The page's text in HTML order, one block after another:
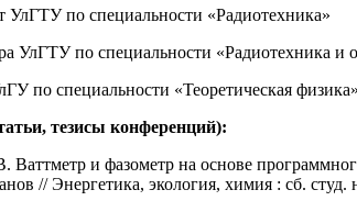
УлГТУ по специальности «Радиотехника»
УлГТУ по специальности «Радиотехника и
по специальности «Теоретическая физика»
тезисы конференций):
и фазометр на основе
// Энергетика, экология, химия : сб.